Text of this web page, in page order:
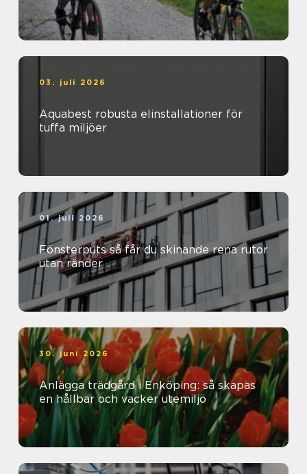
03. juli 2026
Aquabest robusta elinstallationer för
tuffa miljöer
01. juli 2026
Fönsterputs så får du skinande rena rutor
utan ränder
30. juni 2026
Anlägga trädgård i Enköping: så skapas
en hållbar och vacker utemiljö